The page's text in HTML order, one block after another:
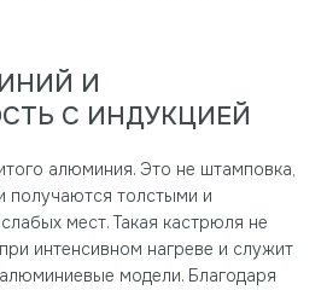
И
С ИНДУКЦИЕЙ
алюминия. Это не штамповка,
получаются толстыми и
мест. Такая кастрюля не
интенсивном нагреве и служит
модели. Благодаря